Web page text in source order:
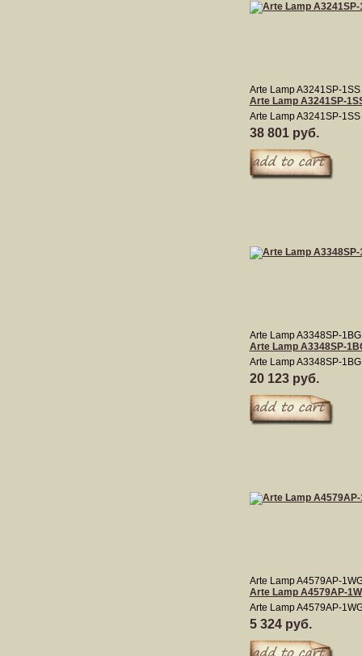
Arte Lamp A3241SP-1SS
Arte Lamp A3241SP-
Arte Lamp A3241SP-1SS
38 801 руб.
Arte Lamp A3348SP-1BG
Arte Lamp A3348SP-
Arte Lamp A3348SP-1BG
20 123 руб.
Arte Lamp A4579AP-
Arte Lamp A4579AP-
Arte Lamp A4579AP-
5 324 руб.